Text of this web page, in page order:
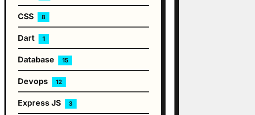
CSS 8
Dart 1
Database 15
Devops 12
Express JS 3